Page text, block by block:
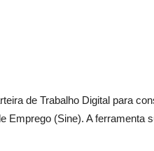
de Trabalho Digital para
(Sine). A ferramenta